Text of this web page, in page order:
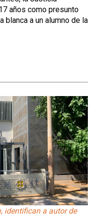
años como presunto
blanca a un alumno de la
identifican a autor de